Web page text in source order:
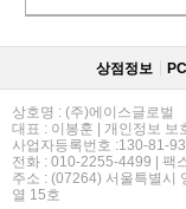
상점정보
상호명 : (주)에이스글로벌
대표 : 이봉훈 | 개인정보 보
사업자등록번호 :130-81-
전화 : 010-2255-4499 | 팩
주소 : (07264) 서울특별시
열 15호